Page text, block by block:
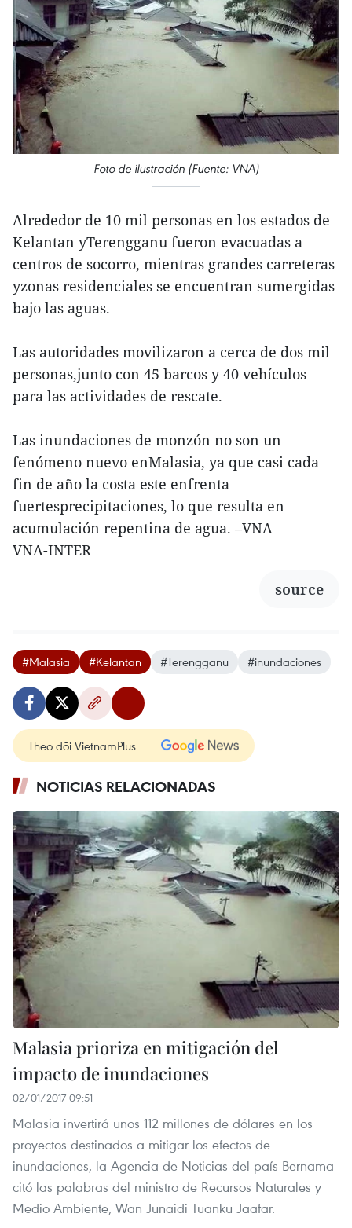
Foto de ilustración (Fuente: VNA)
Alrededor de 10 mil personas en los estados de
Kelantan yTerengganu fueron evacuadas a
centros de socorro, mientras grandes carreteras
yzonas residenciales se encuentran sumergidas
bajo las aguas.
Las autoridades movilizaron a cerca de dos mil
personas,junto con 45 barcos y 40 vehículos
para las actividades de rescate.
Las inundaciones de monzón no son un
fenómeno nuevo enMalasia, ya que casi cada
fin de año la costa este enfrenta
fuertesprecipitaciones, lo que resulta en
acumulación repentina de agua. –VNA
VNA-INTER
source
#Malasia #Kelantan #Terengganu #inundaciones
Theo dõi VietnamPlus
NOTICIAS RELACIONADAS
Malasia prioriza en mitigación del
impacto de inundaciones
02/01/2017 09:51
Malasia invertirá unos 112 millones de dólares en los
proyectos destinados a mitigar los efectos de
inundaciones, la Agencia de Noticias del país Bernama
citó las palabras del ministro de Recursos Naturales y
Medio Ambiente, Wan Junaidi Tuanku Jaafar.